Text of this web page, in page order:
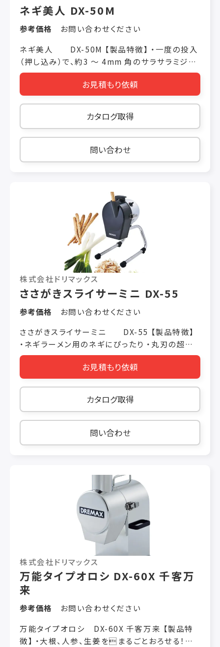
ネギ美人 DX-50M
参考価格
お問い合わせください
ネギ美人 DX-50M 【製品特徴】 ・一度の投入
（押し込み）で、約3 ～ 4mm 角のサラサラミジン
に！ ・中華、洋食、焼肉のネギタン塩、ラーメン
機械寸法 W230 × L340 ×Ｈ 370（mm） 投入
口 95 × 38（mm）（変形三日月型） 定格消費電
力 100/110W 50/60Hz 重量 5kg 使用時間 20
分 処理能力 長ネギ45 本/5 分 厚み 3mm 固定
オプション クシ刃付き回転盤（3mm、4mm）税抜
き ￥13,500 その他 DX-50・55・50Bと互換性は
お見積もり依頼
カタログ取得
問い合わせ
株式会社ドリマックス
ささがきスライサーミニ DX-55
参考価格
お問い合わせください
ささがきスライサーミニ DX-55 【製品特徴】
・ネギラーメン用のネギにぴったり ・丸刃の超高
速遊星回転で、先端から切り上げるシステム 【製
品仕様】 価格 税抜き ￥98,000 機械寸法 W230
× L310 × H370（mm） 投入口 φ 32（変形） 定
格消費電力 100/110W 50/60Hz 重量 5kg 使
用時間 20 分 処理能力 長ネギの斜め切り90
本/5 分 ごぼうのささがき20 本/5 分 ※1mm 厚
設定時 ※ごぼうを手で回す必要があります。 厚
さ調節 0.3 ～ 5.0mm（無段階） ※切り上がりの
ギ用）税抜き￥21,000 ネギ輪切り専用カバー（長
ネギ用）税抜き￥9,500
お見積もり依頼
カタログ取得
問い合わせ
株式会社ドリマックス
万能タイプオロシ DX-60X 千客万
来
参考価格
お問い合わせください
万能タイプオロシ DX-60X 千客万来 【製品特
徴】 ・大根、人参、生姜をまるごとおろせる！